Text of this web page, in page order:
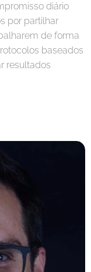
diário
por partilhar
de forma
baseados
resultados